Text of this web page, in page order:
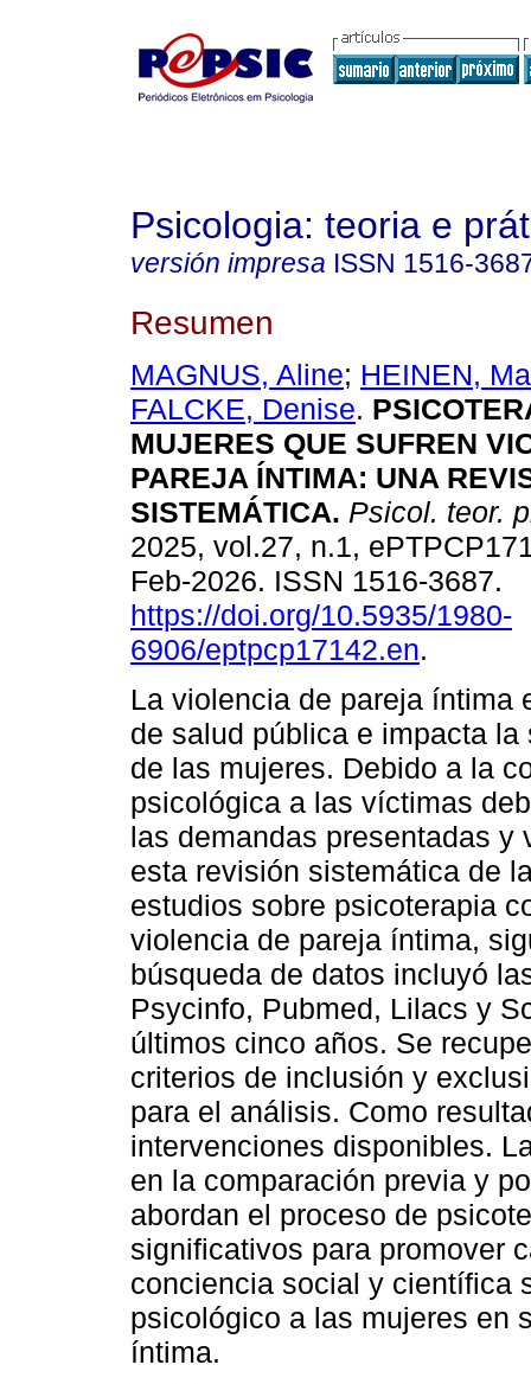
Psicologia: teoria e
versión impresa ISSN 1516-
Resumen
MAGNUS, Aline; HEINEN,
FALCKE, Denise.
MUJERES QUE SUFREN
PAREJA ÍNTIMA: UNA
SISTEMÁTICA. Psicol. teor.
2025, vol.27, n.1,
Feb-2026. ISSN 1516-3687.
https://doi.org/10.5935/1980-
6906/eptpcp17142.en.
La violencia de pareja íntima
de salud pública e impacta la
de las mujeres. Debido a la
psicológica a las víctimas
las demandas presentadas
esta revisión sistemática de
estudios sobre psicoterapia
violencia de pareja íntima,
búsqueda de datos incluyó
Psycinfo, Pubmed, Lilacs y
últimos cinco años. Se
criterios de inclusión y
para el análisis. Como
intervenciones disponibles.
en la comparación previa y
abordan el proceso de
significativos para promover
conciencia social y científica
psicológico a las mujeres en
íntima.